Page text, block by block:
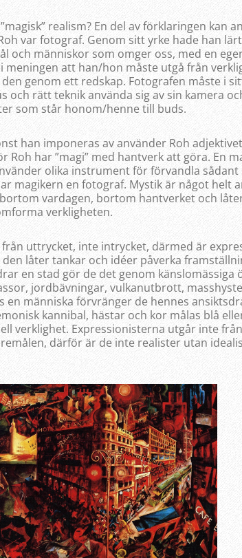
realism? En del av förklaringen kan
var fotograf. Genom sitt yrke hade han
och människor som omger oss, med en
meningen att han/hon måste utgå från
genom ett redskap. Fotografen måste i
och rätt teknik använda sig av sin kamera
som står honom/henne till buds.
han imponeras av använder Roh adjektivet
Roh har ”magi” med hantverk att göra. En
olika instrument för förvandla sådant
magikern en fotograf. Mystik är något helt
vardagen, bortom hantverket och
verkligheten.
uttrycket, inte intrycket, därmed är
låter tankar och idéer påverka
en stad gör de det genom känslomässiga
jordbävningar, vulkanutbrott,
en människa förvränger de hennes
kannibal, hästar och kor målas blå
verklighet. Expressionisterna utgår inte
därför är de inte realister utan